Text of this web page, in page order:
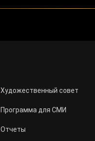
Художественный совет
Программа для СМИ
Отчеты